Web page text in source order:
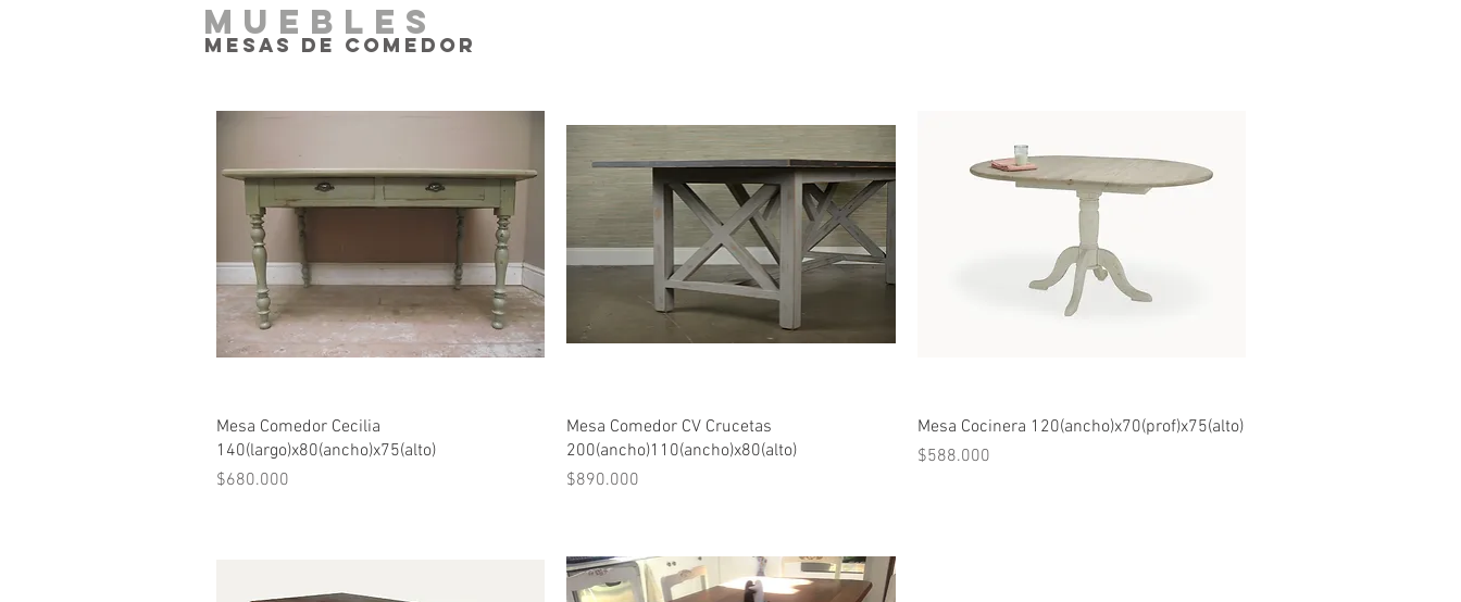
MUEBLEs
mesas de comedor
Vista rápida
Mesa Comedor Cecilia
140(largo)x80(ancho)x75(alto)
Precio
$680.000
Vista rápida
Mesa Comedor CV Crucetas
200(ancho)110(ancho)x80(alto)
Precio
$890.000
Vista rápida
Mesa Cocinera 120(ancho)x70(prof)x75(alto)
Precio
$588.000